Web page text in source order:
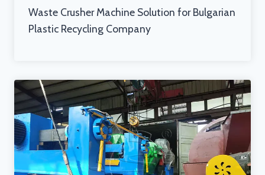
Waste Crusher Machine Solution for Bulgarian
Plastic Recycling Company